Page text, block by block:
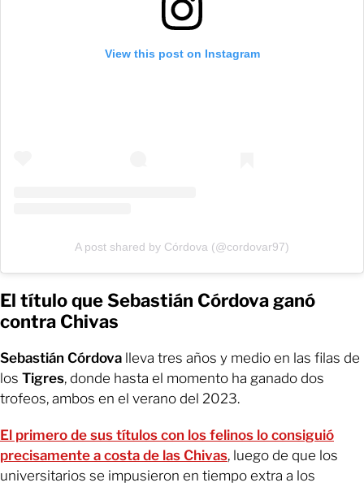
View this post on Instagram
A post shared by Córdova (@cordovar97)
El título que Sebastián Córdova ganó
contra Chivas
Sebastián Córdova lleva tres años y medio en las filas de
los Tigres, donde hasta el momento ha ganado dos
trofeos, ambos en el verano del 2023.
El primero de sus títulos con los felinos lo consiguió
precisamente a costa de las Chivas, luego de que los
universitarios se impusieron en tiempo extra a los